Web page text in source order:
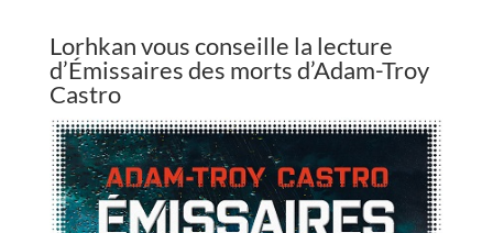
Lorhkan vous conseille la lecture
d’Émissaires des morts d’Adam-Troy
Castro